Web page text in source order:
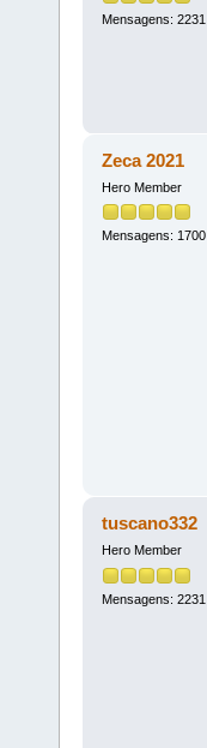
Mensagens: 2231
Zeca 2021
Hero Member
Mensagens: 1700
tuscano332
Hero Member
Mensagens: 2231